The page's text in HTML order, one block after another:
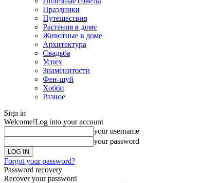
Праздники
Путешествия
Растения в доме
Животные в доме
Архитектура
Свадьба
Успех
Знаменитости
Фен-шуй
Хобби
Разное
Sign in
Welcome!Log into your account
your username
your password
Forgot your password?
Password recovery
Recover your password